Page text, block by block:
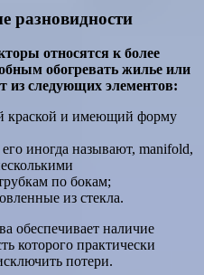
разновидности
относятся к более
обогревать жилье или
из следующих элементов:
краской и имеющий форму
иногда называют, manifold,
по бокам;
из стекла.
обеспечивает наличие
которого практически
потери.